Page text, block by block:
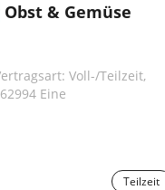
Obst & Gemüse
Voll-/Teilzeit,
Eine
Teilzeit